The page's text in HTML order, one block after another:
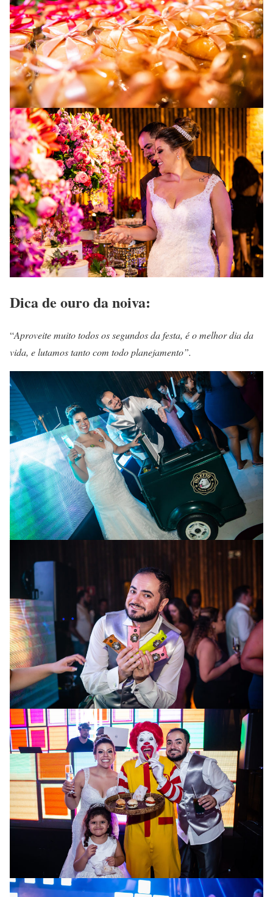
Dica de ouro da noiva:
“Aproveite muito todos os segundos da festa, é o melhor dia da
vida, e lutamos tanto com todo planejamento”.